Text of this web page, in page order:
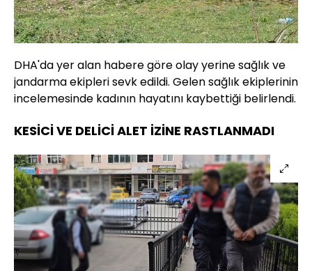
DHA'da yer alan habere göre olay yerine sağlık ve
jandarma ekipleri sevk edildi. Gelen sağlık ekiplerinin
incelemesinde kadının hayatını kaybettiği belirlendi.
KESİCİ VE DELİCİ ALET İZİNE RASTLANMADI